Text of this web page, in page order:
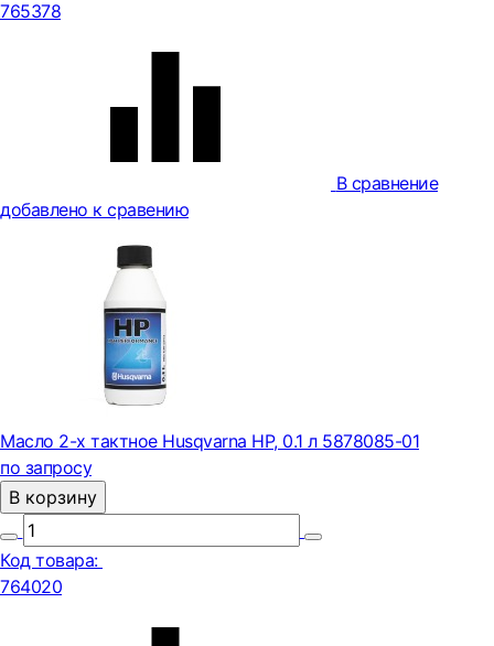
765378
В сравнение
добавлено к сравению
Масло 2-х тактное Husqvarna HP, 0.1 л 5878085-01
по запросу
В корзину
Код товара:
764020